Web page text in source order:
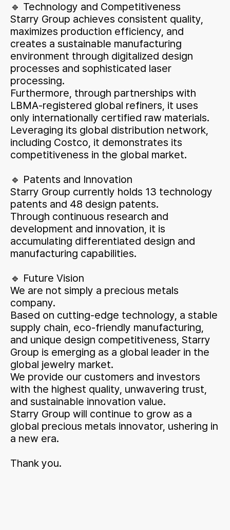
🔹 Technology and Competitiveness
Starry Group achieves consistent quality,
maximizes production efficiency, and
creates a sustainable manufacturing
environment through digitalized design
processes and sophisticated laser
processing.
Furthermore, through partnerships with
LBMA-registered global refiners, it uses
only internationally certified raw materials.
Leveraging its global distribution network,
including Costco, it demonstrates its
competitiveness in the global market.
🔹 Patents and Innovation
Starry Group currently holds 13 technology
patents and 48 design patents.
Through continuous research and
development and innovation, it is
accumulating differentiated design and
manufacturing capabilities.
🔹 Future Vision
We are not simply a precious metals
company.
Based on cutting-edge technology, a stable
supply chain, eco-friendly manufacturing,
and unique design competitiveness, Starry
Group is emerging as a global leader in the
global jewelry market.
We provide our customers and investors
with the highest quality, unwavering trust,
and sustainable innovation value.
Starry Group will continue to grow as a
global precious metals innovator, ushering in
a new era.
Thank you.